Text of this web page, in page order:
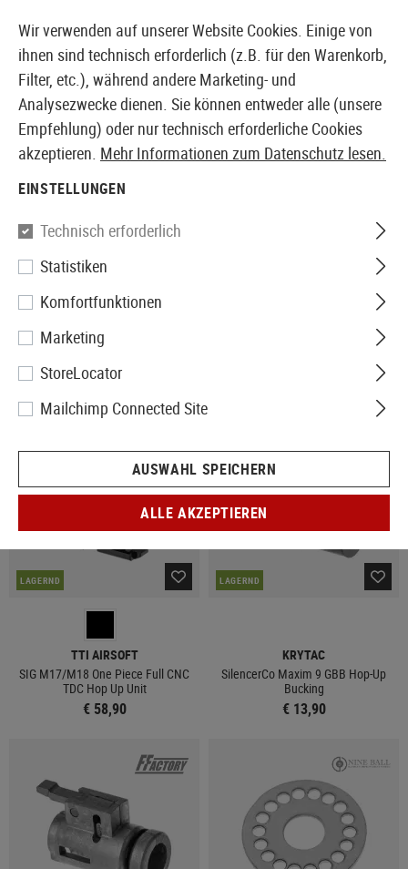
EUROPÄISCHER AIRSOFT SHOP & GROßHÄNDLER
HOP UPS
105 Produkte
LAGERND
TTI AIRSOFT
SIG M17/M18 One Piece Full CNC
TDC Hop Up Unit
€ 58,90
LAGERND
KRYTAC
SilencerCo Maxim 9 GBB Hop-Up
Bucking
€ 13,90
Wir verwenden auf unserer Website Cookies. Einige von
ihnen sind technisch erforderlich (z.B. für den Warenkorb,
Filter, etc.), während andere Marketing- und
Analysezwecke dienen. Sie können entweder alle (unsere
Empfehlung) oder nur technisch erforderliche Cookies
akzeptieren. Mehr Informationen zum Datenschutz lesen.
EINSTELLUNGEN
Technisch erforderlich
Statistiken
Komfortfunktionen
Marketing
StoreLocator
Mailchimp Connected Site
AUSWAHL SPEICHERN
ALLE AKZEPTIEREN